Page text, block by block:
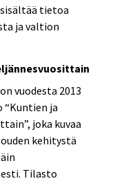
tietoa
ja valtion
vuodesta 2013
ja
joka kuvaa
kehitystä
Tilasto